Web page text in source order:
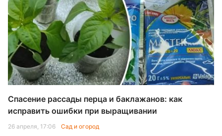
Спасение рассады перца и баклажанов: как
исправить ошибки при выращивании
26 апреля, 17:06 Сад и огород